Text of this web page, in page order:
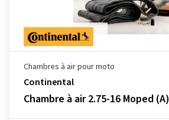
Chambres à air pour moto
Continental
Chambre à air 2.75-16 Moped (A)